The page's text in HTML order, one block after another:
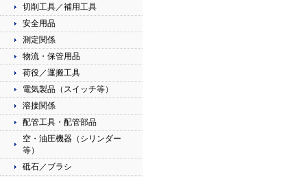
切削工具／補用工具
安全用品
測定関係
物流・保管用品
荷役／運搬工具
電気製品（スイッチ等）
溶接関係
配管工具・配管部品
空・油圧機器（シリンダー
等）
砥石／ブラシ